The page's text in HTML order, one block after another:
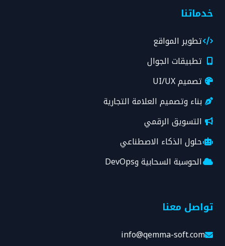
خدماتنا
تطوير المواقع
تطبيقات الجوال
تصميم UI/UX
بناء وتصميم العلامة التجارية
التسويق الرقمي
حلول الذكاء الاصطناعي
الحوسبة السحابية وDevOps
تواصل معنا
info@qemma-soft.com